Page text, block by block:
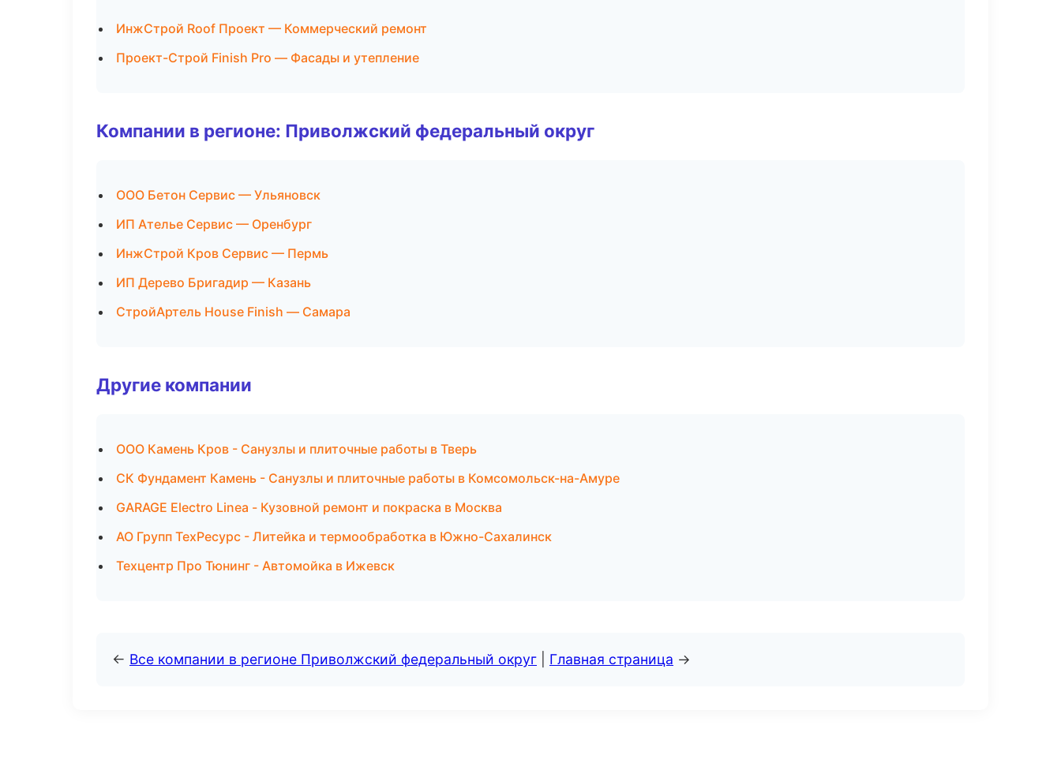
ИнжСтрой Roof Проект — Коммерческий ремонт
Проект-Строй Finish Pro — Фасады и утепление
Компании в регионе: Приволжский федеральный округ
ООО Бетон Сервис — Ульяновск
ИП Ателье Сервис — Оренбург
ИнжСтрой Кров Сервис — Пермь
ИП Дерево Бригадир — Казань
СтройАртель House Finish — Самара
Другие компании
ООО Камень Кров - Санузлы и плиточные работы в Тверь
СК Фундамент Камень - Санузлы и плиточные работы в Комсомольск-на-Амуре
GARAGE Electro Linea - Кузовной ремонт и покраска в Москва
АО Групп ТехРесурс - Литейка и термообработка в Южно-Сахалинск
Техцентр Про Тюнинг - Автомойка в Ижевск
← Все компании в регионе Приволжский федеральный округ Главная страница →